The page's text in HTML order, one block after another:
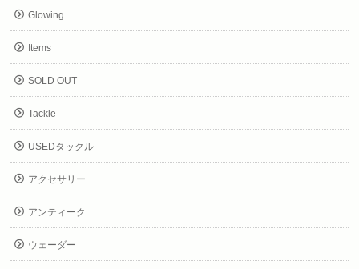
Glowing
Items
SOLD OUT
Tackle
USEDタックル
アクセサリー
アンティーク
ウェーダー